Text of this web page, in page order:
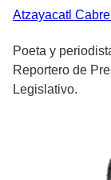
Atzayacatl
Poeta y
Reportero de
Legislativo.